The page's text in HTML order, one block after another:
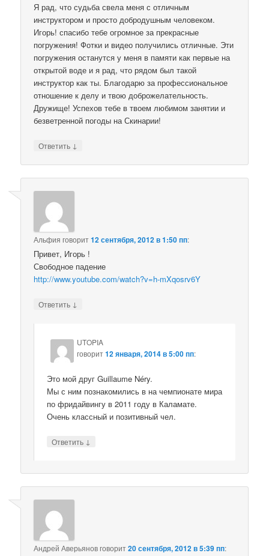
Я рад, что судьба свела меня с отличным
инструктором и просто добродушным человеком.
Игорь! спасибо тебе огромное за прекрасные
погружения! Фотки и видео получились отличные. Эти
погружения останутся у меня в памяти как первые на
открытой воде и я рад, что рядом был такой
инструктор как ты. Благодарю за профессиональное
отношение к делу и твою доброжелательность.
Дружище! Успехов тебе в твоем любимом занятии и
безветренной погоды на Скинарии!
Ответить ↓
Альфия говорит12 сентября, 2012 в 1:50 пп:
Привет, Игорь !
Свободное падение
http://www.youtube.com/watch?v=h-mXqosrv6Y
Ответить ↓
UTOPIA
говорит12 января, 2014 в 5:00 пп:
Это мой друг Guillaume Néry.
Мы с ним познакомились в на чемпионате мира
по фридайвингу в 2011 году в Каламате.
Очень классный и позитивный чел.
Ответить ↓
Андрей Аверьяновговорит20 сентября, 2012 в 5:39 пп: